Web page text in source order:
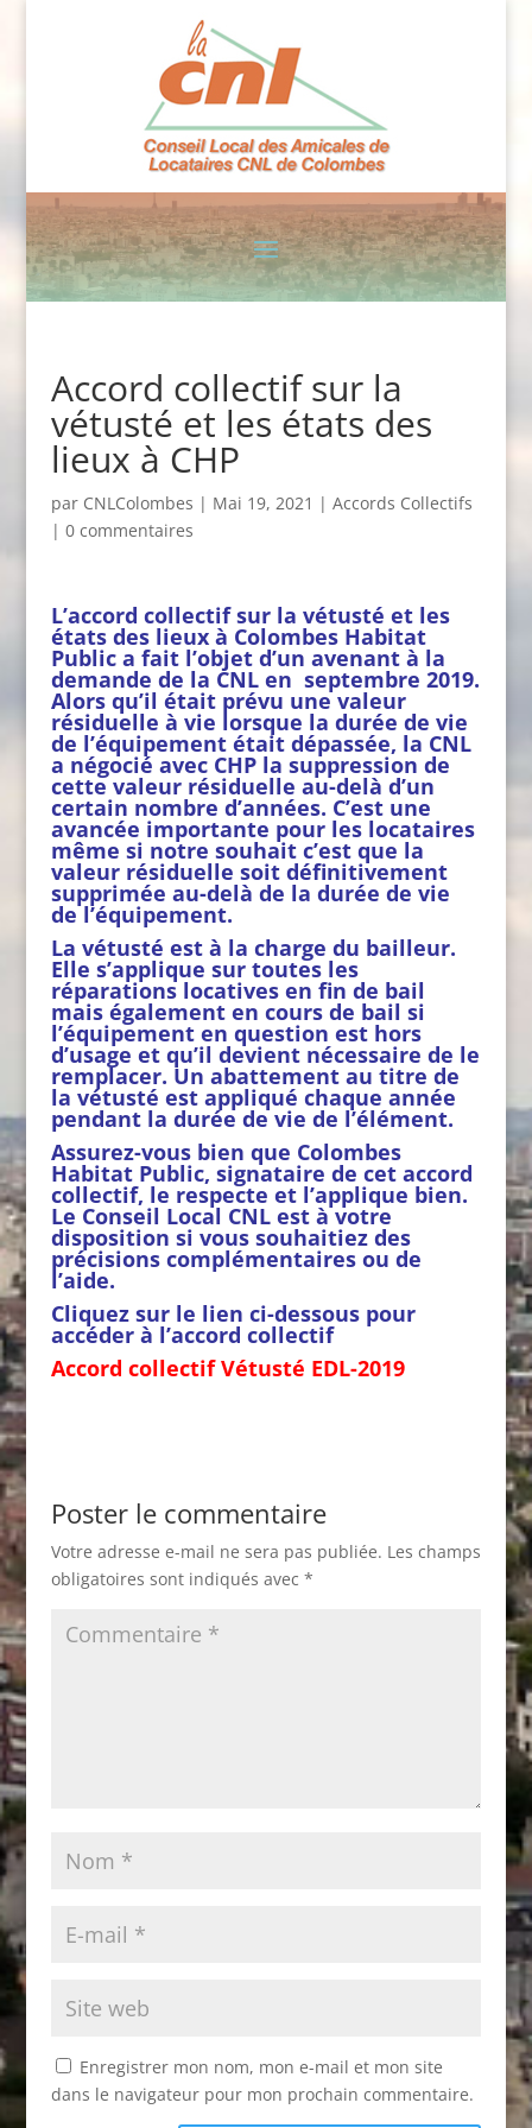
Accord collectif sur la
vétusté et les états des
lieux à CHP
par CNLColombes | Mai 19, 2021 | Accords Collectifs
| 0 commentaires
L’accord collectif sur la vétusté et les
états des lieux à Colombes Habitat
Public a fait l’objet d’un avenant à la
demande de la CNL en septembre 2019.
Alors qu’il était prévu une valeur
résiduelle à vie lorsque la durée de vie
de l’équipement était dépassée, la CNL
a négocié avec CHP la suppression de
cette valeur résiduelle au-delà d’un
certain nombre d’années. C’est une
avancée importante pour les locataires
même si notre souhait c’est que la
valeur résiduelle soit définitivement
supprimée au-delà de la durée de vie
de l’équipement.
La vétusté est à la charge du bailleur.
Elle s’applique sur toutes les
réparations locatives en fin de bail
mais également en cours de bail si
l’équipement en question est hors
d’usage et qu’il devient nécessaire de le
remplacer. Un abattement au titre de
la vétusté est appliqué chaque année
pendant la durée de vie de l’élément.
Assurez-vous bien que Colombes
Habitat Public, signataire de cet accord
collectif, le respecte et l’applique bien.
Le Conseil Local CNL est à votre
disposition si vous souhaitiez des
précisions complémentaires ou de
l’aide.
Cliquez sur le lien ci-dessous pour
accéder à l’accord collectif
Accord collectif Vétusté EDL-2019
Poster le commentaire
Votre adresse e-mail ne sera pas publiée. Les champs
obligatoires sont indiqués avec *
Enregistrer mon nom, mon e-mail et mon site
dans le navigateur pour mon prochain commentaire.